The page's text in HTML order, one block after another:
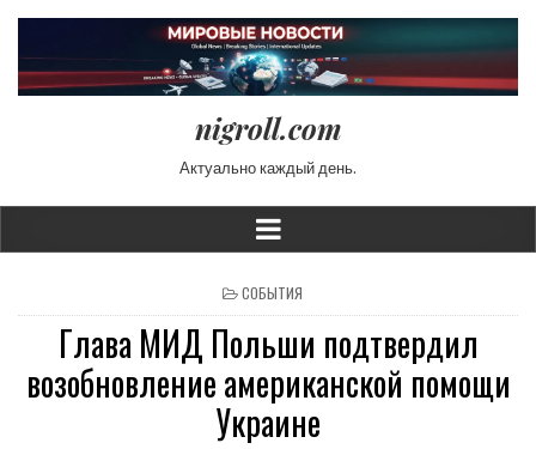
nigroll.com
Актуально каждый день.
POSTED IN
СОБЫТИЯ
Глава МИД Польши подтвердил
возобновление американской помощи
Украине